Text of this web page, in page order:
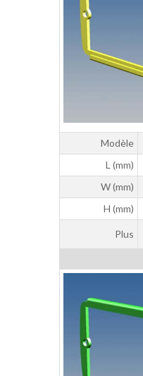
Modèle
L (mm)
W (mm)
H (mm)
Plus